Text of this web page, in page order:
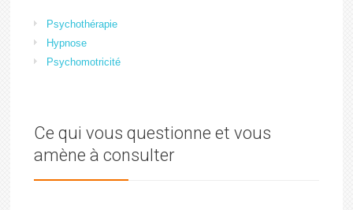
Psychothérapie
Hypnose
Psychomotricité
Ce qui vous questionne et vous
amène à consulter